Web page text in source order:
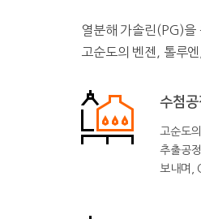
열분해 가솔린(PG)을
고순도의 벤젠, 톨루
수첨공
고순도
추출공
보내며,